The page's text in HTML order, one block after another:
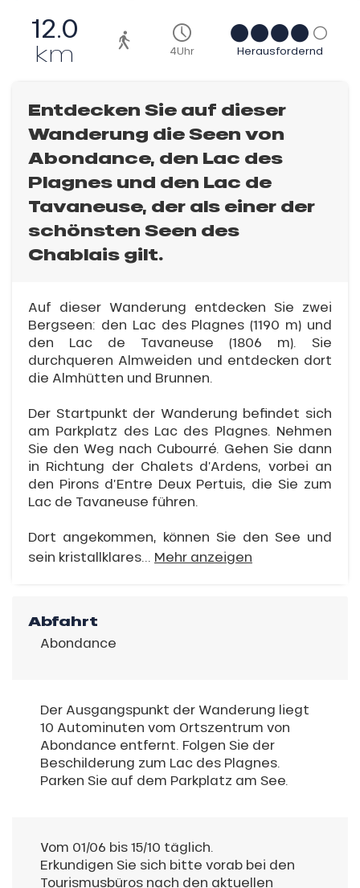
12.0
km 4Uhr Herausfordernd
Entdecken Sie auf dieser
Wanderung die Seen von
Abondance, den Lac des
Plagnes und den Lac de
Tavaneuse, der als einer der
schönsten Seen des
Chablais gilt.
Auf dieser Wanderung entdecken Sie zwei
Bergseen: den Lac des Plagnes (1190 m) und
den Lac de Tavaneuse (1806 m). Sie
durchqueren Almweiden und entdecken dort
die Almhütten und Brunnen.
Der Startpunkt der Wanderung befindet sich
am Parkplatz des Lac des Plagnes. Nehmen
Sie den Weg nach Cubourré. Gehen Sie dann
in Richtung der Chalets d’Ardens, vorbei an
den Pirons d’Entre Deux Pertuis, die Sie zum
Lac de Tavaneuse führen.
Dort angekommen, können Sie den See und
sein kristallklares... Mehr anzeigen
Abfahrt
Abondance
Der Ausgangspunkt der Wanderung liegt
10 Autominuten vom Ortszentrum von
Abondance entfernt. Folgen Sie der
Beschilderung zum Lac des Plagnes.
Parken Sie auf dem Parkplatz am See.
Vom 01/06 bis 15/10 täglich.
Erkundigen Sie sich bitte vorab bei den
Tourismusbüros nach den aktuellen